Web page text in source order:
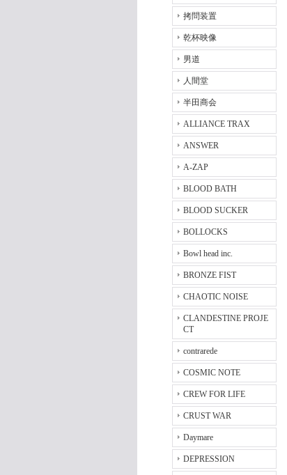
拷問装置
乾杯映像
男道
人間堂
半田商会
ALLIANCE TRAX
ANSWER
A-ZAP
BLOOD BATH
BLOOD SUCKER
BOLLOCKS
Bowl head inc.
BRONZE FIST
CHAOTIC NOISE
CLANDESTINE PROJE
CT
contrarede
COSMIC NOTE
CREW FOR LIFE
CRUST WAR
Daymare
DEPRESSION